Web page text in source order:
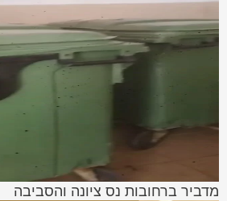
מדביר ברחובות נס ציונה והסביבה